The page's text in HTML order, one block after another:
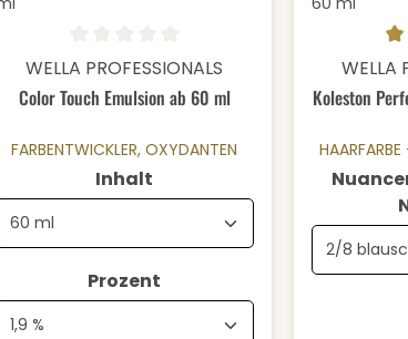
Details
Durchschnittliche Bewertung von 0 von 5 Sternen
WELLA PROFESSIONALS
Color Touch Emulsion ab 60 ml
FARBENTWICKLER, OXYDANTEN
Inhalt
Prozent
WELLA
Koleston